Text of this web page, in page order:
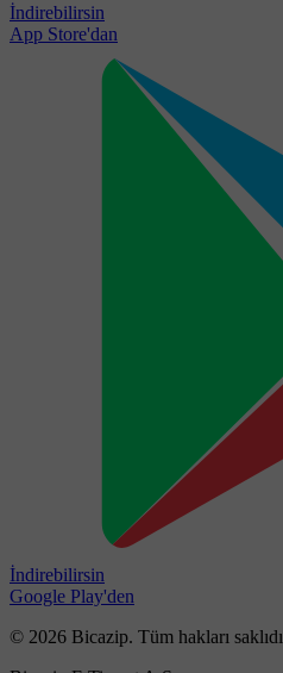
İndirebilirsin
App Store'dan
İndirebilirsin
Google Play'den
© 2026 Bicazip. Tüm hakları